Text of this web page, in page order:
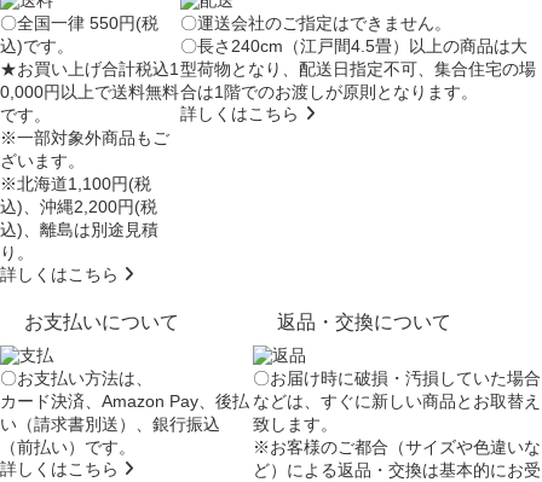
〇全国一律 550円(税
込)です。
★お買い上げ合計税込1
0,000円以上で送料無料
です。
※一部対象外商品もご
ざいます。
※北海道1,100円(税
込)、沖縄2,200円(税
込)、離島は別途見積
り。
詳しくはこちら
〇運送会社のご指定はできません。
〇長さ240cm（江戸間4.5畳）以上の商品は大
型荷物となり、配送日指定不可、集合住宅の場
合は1階でのお渡しが原則となります。
詳しくはこちら
お支払いについて
〇お支払い方法は、
カード決済、Amazon Pay、後払
い（請求書別送）、銀行振込
（前払い）です。
詳しくはこちら
返品・交換について
〇お届け時に破損・汚損していた場合
などは、すぐに新しい商品とお取替え
致します。
※お客様のご都合（サイズや色違いな
ど）による返品・交換は基本的にお受